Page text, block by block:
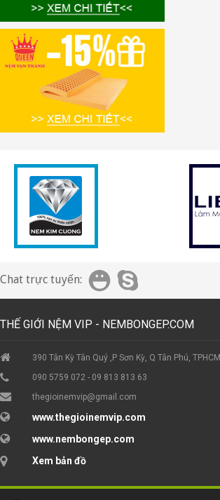
Chat trực tuyến:
THẾ GIỚI NỆM VIP - NEMBONGEP.COM
390 Tân Kỳ Tân Quý ,P Sơn Kỳ, Q Tân Phú, TPHCM
090 5759 072 - 09 813 813 63
thegioinemvip@gmail.com
www.thegioinemvip.com
www.nembongep.com
Xem bản đồ